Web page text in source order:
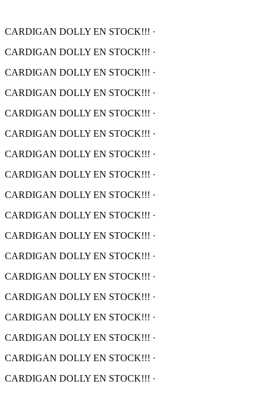
CARDIGAN DOLLY EN STOCK!!! ·
CARDIGAN DOLLY EN STOCK!!! ·
CARDIGAN DOLLY EN STOCK!!! ·
CARDIGAN DOLLY EN STOCK!!! ·
CARDIGAN DOLLY EN STOCK!!! ·
CARDIGAN DOLLY EN STOCK!!! ·
CARDIGAN DOLLY EN STOCK!!! ·
CARDIGAN DOLLY EN STOCK!!! ·
CARDIGAN DOLLY EN STOCK!!! ·
CARDIGAN DOLLY EN STOCK!!! ·
CARDIGAN DOLLY EN STOCK!!! ·
CARDIGAN DOLLY EN STOCK!!! ·
CARDIGAN DOLLY EN STOCK!!! ·
CARDIGAN DOLLY EN STOCK!!! ·
CARDIGAN DOLLY EN STOCK!!! ·
CARDIGAN DOLLY EN STOCK!!! ·
CARDIGAN DOLLY EN STOCK!!! ·
CARDIGAN DOLLY EN STOCK!!! ·